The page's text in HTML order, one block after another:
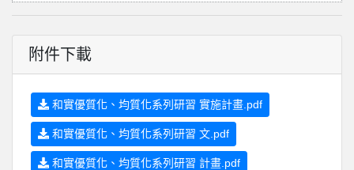
附件下載
和實優質化、均質化系列研習 實施計畫.pdf
和實優質化、均質化系列研習 文.pdf
和實優質化、均質化系列研習 計畫.pdf